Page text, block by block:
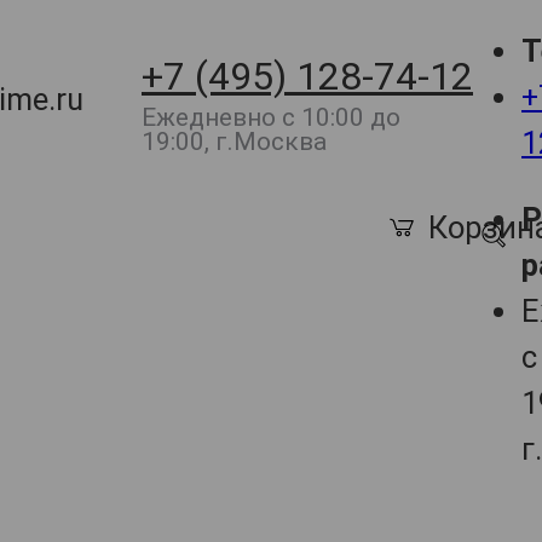
+7 (495) 128-74-12
Ежедневно с 10:00 до
19:00, г.Москва